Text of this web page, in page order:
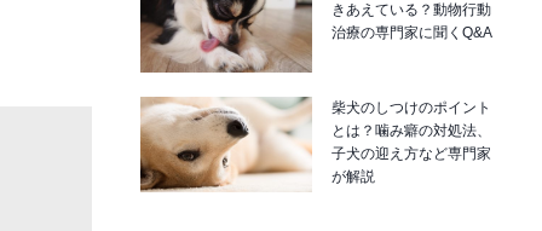
きあえている？動物行動
治療の専門家に聞くQ&A
柴犬のしつけのポイント
とは？噛み癖の対処法、
子犬の迎え方など専門家
が解説